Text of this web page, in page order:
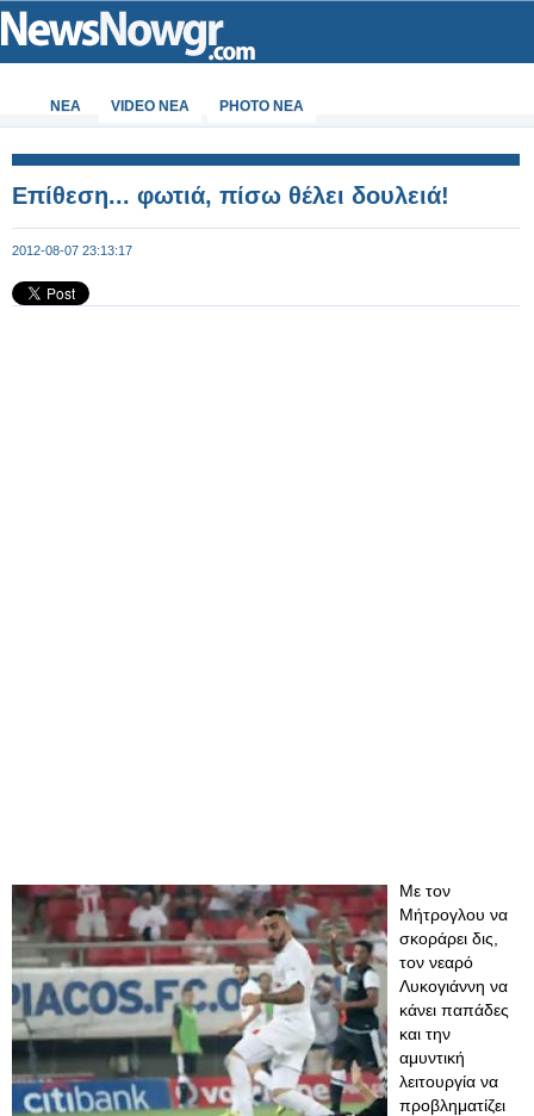
ΝΕΑ VIDEO NEA PHOTO NEA
Επίθεση... φωτιά, πίσω θέλει δουλειά!
2012-08-07 23:13:17
Με τον
Μήτρογλου να
σκοράρει δις,
τον νεαρό
Λυκογιάννη να
κάνει παπάδες
και την
αμυντική
λειτουργία να
προβληματίζει